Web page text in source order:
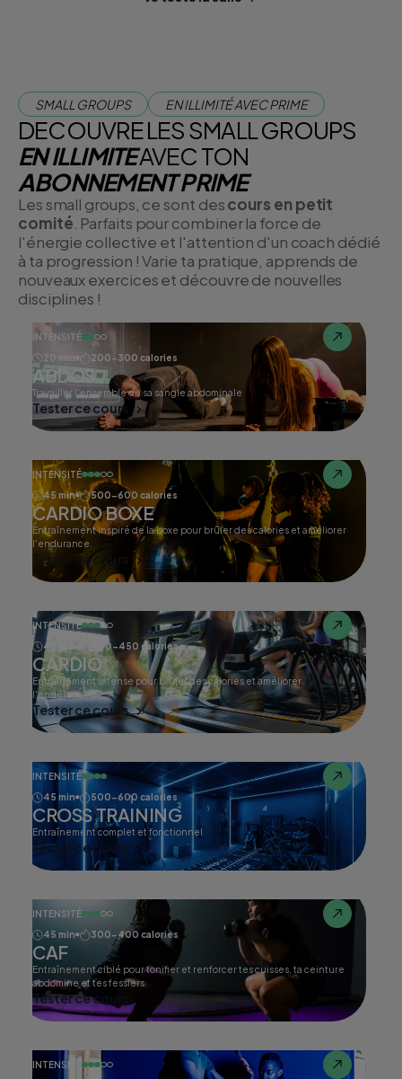
SMALL GROUPS EN ILLIMITÉ AVEC PRIME
DECOUVRE LES SMALL GROUPS
EN ILLIMITEAVEC TON
ABONNEMENT PRIME
Les small groups, ce sont descours en petit
comité . Parfaits pour combiner la force de
l'énergie collective et l'attention d'un coach dédié
à ta progression ! Varie ta pratique, apprends de
nouveaux exercices et découvre de nouvelles
disciplines !
INTENSITÉ
20 min
200-300 calories
ABDOS
Travailler l'ensemble de sa sangle abdominale
Tester ce cours
INTENSITÉ
45 min
500-600 calories
CARDIO BOXE
Entraînement inspiré de la boxe pour brûler des calories et améliorer
l'endurance.
Tester ce cours
INTENSITÉ
45 min
400-450 calories
CARDIO
Entraînement intense pour brûler des calories et améliorer
l'endurance.
Tester ce cours
INTENSITÉ
45 min
500-600 calories
CROSS TRAINING
Entraînement complet et fonctionnel
Tester ce cours
INTENSITÉ
45 min
300-400 calories
CAF
Entraînement ciblé pour tonifier et renforcer tes cuisses, ta ceinture
abdomine et tes fessiers.
Tester ce cours
INTENSITÉ